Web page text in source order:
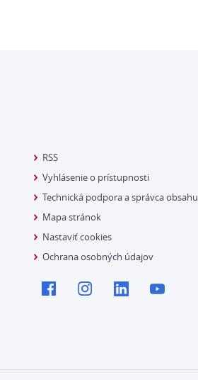
RSS
Vyhlásenie o prístupnosti
Technická podpora a správca obsahu
Mapa stránok
Nastaviť cookies
Ochrana osobných údajov